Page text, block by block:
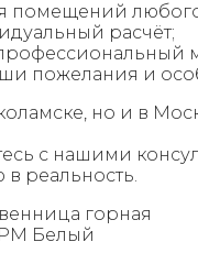
помещений
расчёт;
пожелания и
но и в
с нашими
реальность.
горная
Белый